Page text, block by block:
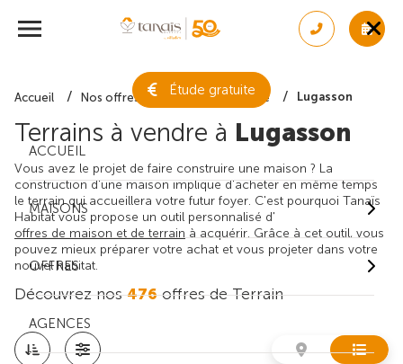
Étude gratuite
ACCUEIL
MAISONS
OFFRES
AGENCES
Accueil Nos offres de terrain Gironde Lugasson
Terrains à vendre à Lugasson
Vous avez le projet de faire construire une maison ? La
construction d'une maison implique d'acheter en même temps
le terrain qui accueillera votre futur foyer. C'est pourquoi Tanaïs
Habitat vous propose un outil personnalisé d'
offres de maison et de terrain à acquérir. Grâce à cet outil, vous
pouvez mieux préparer votre achat et vous projeter dans votre
nouvel habitat.
Découvrez nos476offres de Terrain